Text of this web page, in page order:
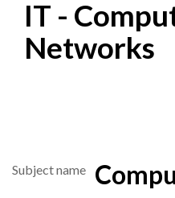
IT -
Networks
Subject name